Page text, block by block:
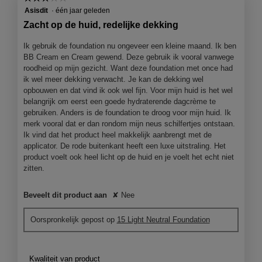
de
inhoud
3
sterren.
Asisdit · één jaar geleden
Zacht op de huid, redelijke dekking
Ik gebruik de foundation nu ongeveer een kleine maand. Ik ben
BB Cream en Cream gewend. Deze gebruik ik vooral vanwege
roodheid op mijn gezicht. Want deze foundation met once had
ik wel meer dekking verwacht. Je kan de dekking wel
opbouwen en dat vind ik ook wel fijn. Voor mijn huid is het wel
belangrijk om eerst een goede hydraterende dagcrème te
gebruiken. Anders is de foundation te droog voor mijn huid. Ik
merk vooral dat er dan rondom mijn neus schilfertjes ontstaan.
Ik vind dat het product heel makkelijk aanbrengt met de
applicator. De rode buitenkant heeft een luxe uitstraling. Het
product voelt ook heel licht op de huid en je voelt het echt niet
zitten.
Beveelt dit product aan ✘ Nee
Oorspronkelijk gepost op 15 Light Neutral Foundation
Kwaliteit van product